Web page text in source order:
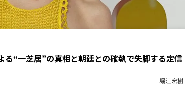
る“一芝居”の真相と朝廷との確執で失脚する定信
堀江宏樹